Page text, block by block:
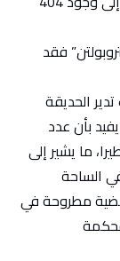
فقد
تدير الحديقة
بأن عدد
الحديقة 917 حيوانا وطيرا، ما يشير إلى
الساحة
مطروحة في